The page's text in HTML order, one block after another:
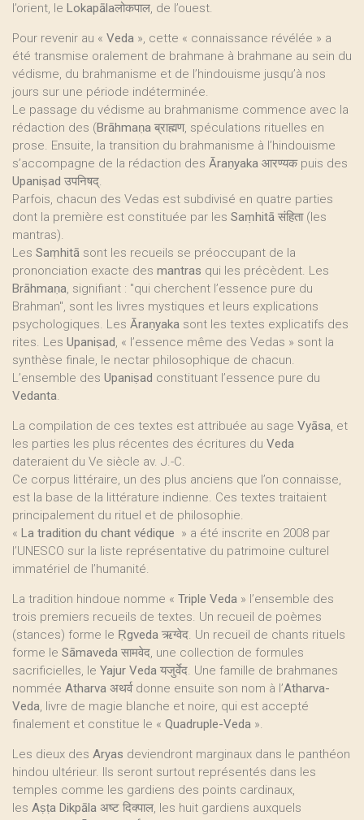
l’orient, le Lokapālaलोकपाल, de l’ouest.
Pour revenir au « Veda », cette « connaissance révélée » a
été transmise oralement de brahmane à brahmane au sein du
védisme, du brahmanisme et de l’hindouisme jusqu’à nos
jours sur une période indéterminée.
Le passage du védisme au brahmanisme commence avec la
rédaction des (Brāhmaṇa ब्राह्मण, spéculations rituelles en
prose. Ensuite, la transition du brahmanisme à l’hindouisme
s’accompagne de la rédaction des Āraṇyaka आरण्यक puis des
Upaniṣad उपनिषद्.
Parfois, chacun des Vedas est subdivisé en quatre parties
dont la première est constituée par les Saṃhitā संहिता (les
mantras).
Les Saṃhitā sont les recueils se préoccupant de la
prononciation exacte des mantras qui les précèdent. Les
Brāhmaṇa, signifiant : "qui cherchent l’essence pure du
Brahman", sont les livres mystiques et leurs explications
psychologiques. Les Āraṇyaka sont les textes explicatifs des
rites. Les Upaniṣad, « l’essence même des Vedas » sont la
synthèse finale, le nectar philosophique de chacun.
L’ensemble des Upaniṣad constituant l’essence pure du
Vedanta.
La compilation de ces textes est attribuée au sage Vyāsa, et
les parties les plus récentes des écritures du Veda
dateraient du Ve siècle av. J.-C.
Ce corpus littéraire, un des plus anciens que l’on connaisse,
est la base de la littérature indienne. Ces textes traitaient
principalement du rituel et de philosophie.
« La tradition du chant védique » a été inscrite en 2008 par
l’UNESCO sur la liste représentative du patrimoine culturel
immatériel de l’humanité.
La tradition hindoue nomme « Triple Veda » l’ensemble des
trois premiers recueils de textes. Un recueil de poèmes
(stances) forme le Ṛgveda ऋग्वेद. Un recueil de chants rituels
forme le Sāmaveda सामवेद, une collection de formules
sacrificielles, le Yajur Veda यजुर्वेद. Une famille de brahmanes
nommée Atharva अथर्व donne ensuite son nom à l’Atharva-
Veda, livre de magie blanche et noire, qui est accepté
finalement et constitue le « Quadruple-Veda ».
Les dieux des Aryas deviendront marginaux dans le panthéon
hindou ultérieur. Ils seront surtout représentés dans les
temples comme les gardiens des points cardinaux,
les Aṣṭa Dikpāla अष्ट दिक्पाल, les huit gardiens auxquels